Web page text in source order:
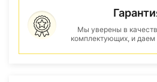
Мы уверены в
комплектующих, и даем